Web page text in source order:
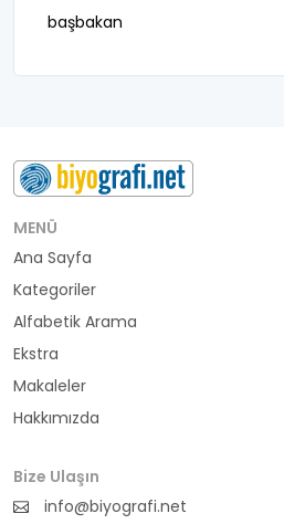
başbakan
belediye başkanı
buluş
bürokrat
büyükelçi
cumhurbaşkanı
din adamı
doktor
fotoğrafçı
MENÜ
Ana Sayfa
Kategoriler
Alfabetik Arama
Ekstra
Makaleler
Hakkımızda
Bize Ulaşın
info@biyografi.net